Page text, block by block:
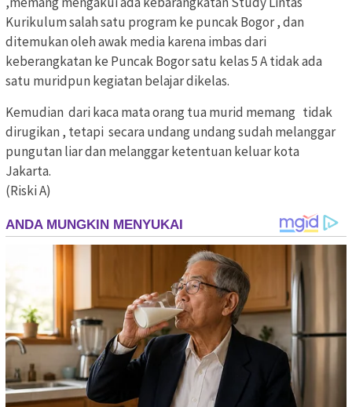
Kurikulum salah satu program ke puncak Bogor , dan
ditemukan oleh awak media karena imbas dari
keberangkatan ke Puncak Bogor satu kelas 5 A tidak ada
satu muridpun kegiatan belajar dikelas.
Kemudian dari kaca mata orang tua murid memang tidak
dirugikan , tetapi secara undang undang sudah melanggar
pungutan liar dan melanggar ketentuan keluar kota
Jakarta.
(Riski A)